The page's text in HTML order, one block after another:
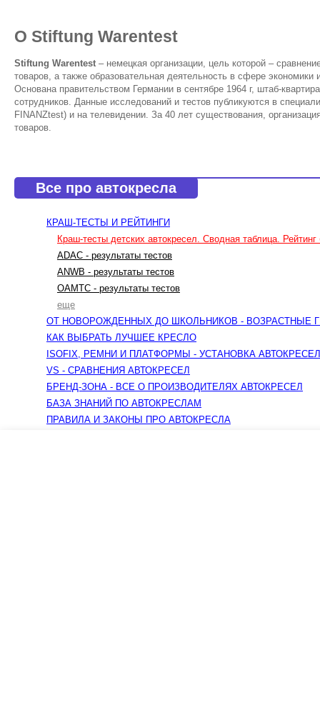
О Stiftung Warentest
Stiftung Warentest – немецкая организации, цель которой –
товаров, а также образовательная деятельность в сфере
Основана правительством Германии в сентябре 1964 г, штаб-
сотрудников. Данные исследований и тестов публикуются в
FINANZtest) и на телевидении. За 40 лет существования,
товаров.
Все про автокресла
КРАШ-ТЕСТЫ И РЕЙТИНГИ
Краш-тесты детских автокресел. Сводная таблица. Рейтинг
ADAC - результаты тестов
ANWB - результаты тестов
OAMTC - результаты тестов
еще
ОТ НОВОРОЖДЕННЫХ ДО ШКОЛЬНИКОВ - ВОЗРАСТНЫЕ
КАК ВЫБРАТЬ ЛУЧШЕЕ КРЕСЛО
ISOFIX, РЕМНИ И ПЛАТФОРМЫ - УСТАНОВКА АВТОКРЕСЕЛ
VS - СРАВНЕНИЯ АВТОКРЕСЕЛ
БРЕНД-ЗОНА - ВСЕ О ПРОИЗВОДИТЕЛЯХ АВТОКРЕСЕЛ
БАЗА ЗНАНИЙ ПО АВТОКРЕСЛАМ
ПРАВИЛА И ЗАКОНЫ ПРО АВТОКРЕСЛА